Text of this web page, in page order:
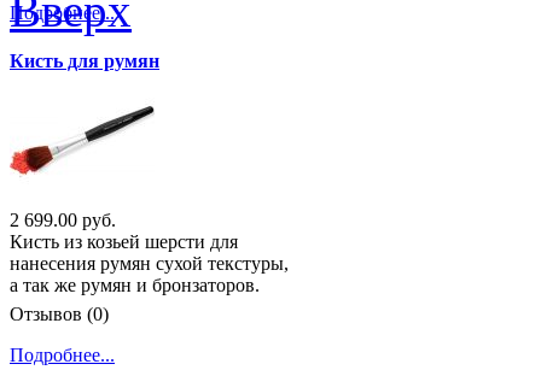
Подробнее...
Кисть для румян
2 699.00 руб.
Кисть из козьей шерсти для
нанесения румян сухой текстуры,
а так же румян и бронзаторов.
Отзывов (0)
Подробнее...